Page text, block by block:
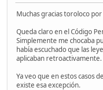
Muchas gracias toroloco
Queda claro en el Código
Simplemente me chocaba
había escuchado que las
aplicaban retroactivamente.
Ya veo que en estos casos
existe esa excepción.